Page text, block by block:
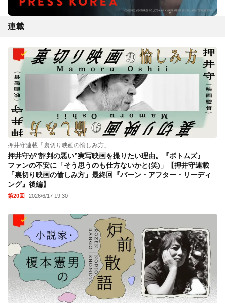
連載
押井守連載「裏切り映画の愉しみ方」
押井守が“評判の悪い”実写映画を撮りたい理由。『ボトムズ』
ファンの不安に「そう思うのも仕方ないかと(笑)」【押井守連載
「裏切り映画の愉しみ方」最終回『バーン・アフター・リーディ
ング』後編】
第20回 2026/6/17 19:30